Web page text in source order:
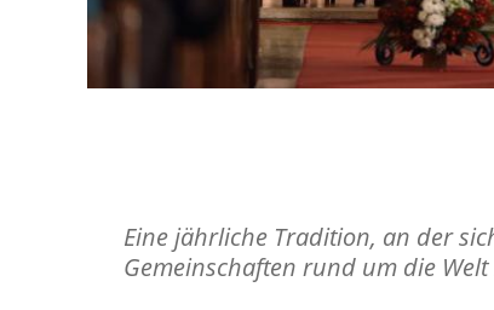
Eine jährliche Tradition, an der
Gemeinschaften rund um die Welt